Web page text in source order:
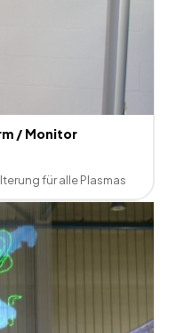
/ Monitor
für alle Plasmas